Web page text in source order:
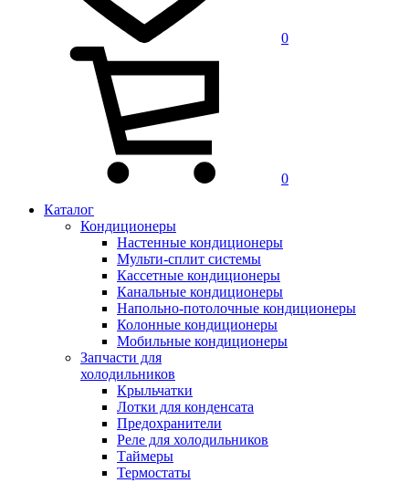
0
0
Каталог
Кондиционеры
Настенные кондиционеры
Мульти-сплит системы
Кассетные кондиционеры
Канальные кондиционеры
Напольно-потолочные кондиционеры
Колонные кондиционеры
Мобильные кондиционеры
Запчасти для
холодильников
Крыльчатки
Лотки для конденсата
Предохранители
Реле для холодильников
Таймеры
Термостаты